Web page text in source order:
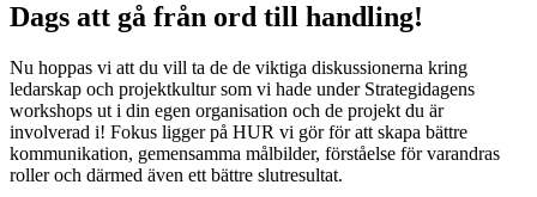
Dags att gå från ord till handling!
Nu hoppas vi att du vill ta de de viktiga diskussionerna kring
ledarskap och projektkultur som vi hade under Strategidagens
workshops ut i din egen organisation och de projekt du är
involverad i! Fokus ligger på HUR vi gör för att skapa bättre
kommunikation, gemensamma målbilder, förståelse för varandras
roller och därmed även ett bättre slutresultat.